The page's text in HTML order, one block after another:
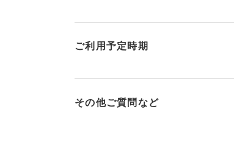
ご利用予定時期
その他ご質問など